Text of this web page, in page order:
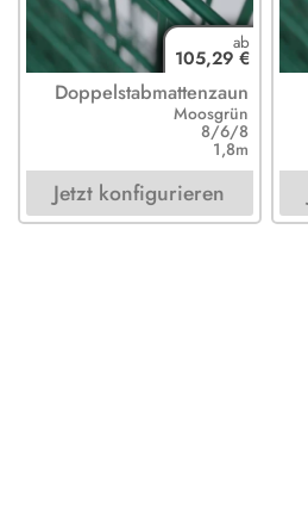
105,29 €
Doppelstabmattenzaun
Moosgrün
8/6/8
1,8m
Jetzt konfigurieren